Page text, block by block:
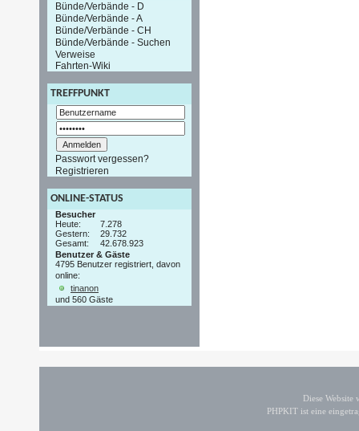
Bünde/Verbände - D
Bünde/Verbände - A
Bünde/Verbände - CH
Bünde/Verbände - Suchen
Verweise
Fahrten-Wiki
TREFFPUNKT
Passwort vergessen?
Registrieren
ONLINE-STATUS
Besucher
Heute:
7.278
Gestern:
29.732
Gesamt:
42.678.923
Benutzer & Gäste
4795 Benutzer registriert, davon
online:
tinanon
und 560 Gäste
Diese
PHPKIT ist eine